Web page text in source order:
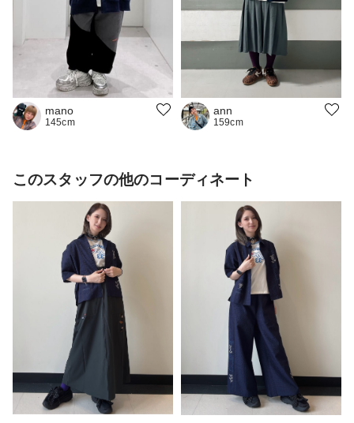
mano
145cm
ann
159cm
このスタッフの他のコーディネート